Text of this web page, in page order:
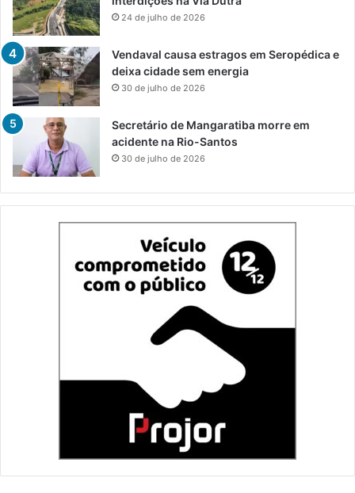
24 de julho de 2026
Vendaval causa estragos em Seropédica e
deixa cidade sem energia
30 de julho de 2026
Secretário de Mangaratiba morre em
acidente na Rio-Santos
30 de julho de 2026